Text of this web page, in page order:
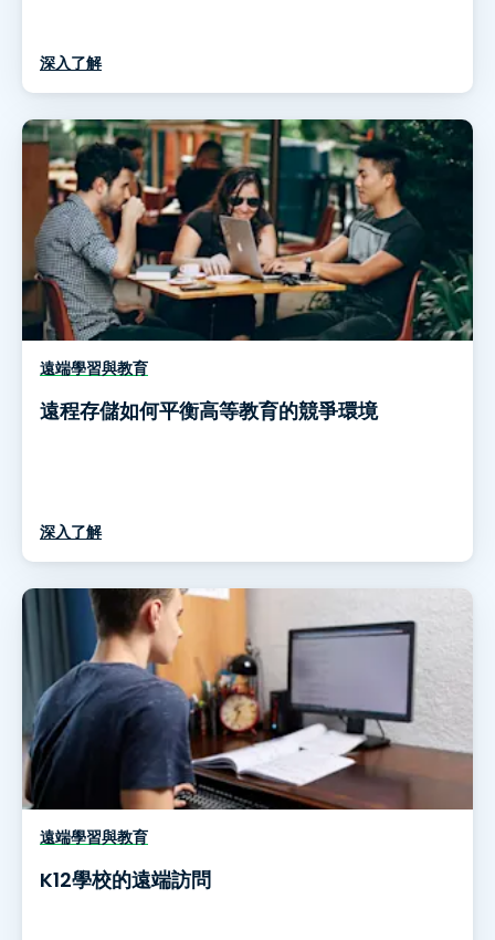
深入了解
遠端學習與教育
遠程存儲如何平衡高等教育的競爭環境
深入了解
遠端學習與教育
K12學校的遠端訪問